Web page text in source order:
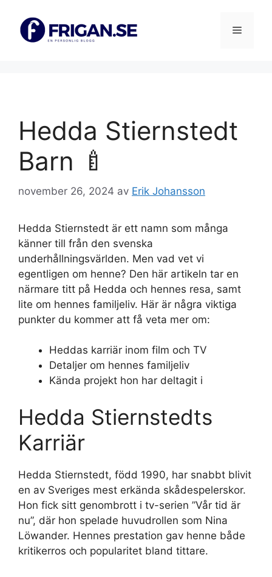
innehåll
Meny
Hedda Stiernstedt
Barn 🍼
november 26, 2024 av Erik Johansson
Hedda Stiernstedt är ett namn som många
känner till från den svenska
underhållningsvärlden. Men vad vet vi
egentligen om henne? Den här artikeln tar en
närmare titt på Hedda och hennes resa, samt
lite om hennes familjeliv. Här är några viktiga
punkter du kommer att få veta mer om:
Heddas karriär inom film och TV
Detaljer om hennes familjeliv
Kända projekt hon har deltagit i
Hedda Stiernstedts
Karriär
Hedda Stiernstedt, född 1990, har snabbt blivit
en av Sveriges mest erkända skådespelerskor.
Hon fick sitt genombrott i tv-serien ”Vår tid är
nu”, där hon spelade huvudrollen som Nina
Löwander. Hennes prestation gav henne både
kritikerros och popularitet bland tittare.